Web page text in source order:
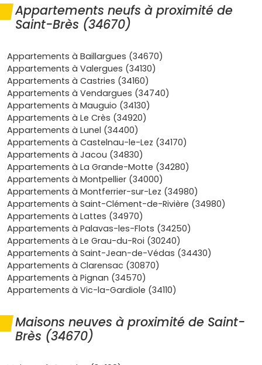
l’ancien) et, dans certains périmètres éligibles, d’une TVA
à 5,5 % : des leviers concrets pour boucler ton plan de
financement. Selon les délibérations locales, une
sur le neuf, un coup de pouce appréciable la première ou
les deux premières années. La sérénité compte aussi pour
un premier achat : le neuf s’accompagne de
constructeur(parfait achèvement, biennale,
décennale), d’une garantie financière d’achèvement et
de l’assurance dommage-ouvrage, qui couvrent les aléas
et te laissent profiter de ton logement l’esprit plus léger,
pendant que les copropriétés neuves limitent l’entretien
lourd sur les premières années. En VEFA, tes paiements
sont échelonnés et encadrés par la loi selon
l’avancement des travaux, ce qui te laisse organiser
sereinement ton déménagement et éviter un double coût
trop long si tu es encore locataire. Spécifiquement ici,
l’équilibre prix/qualité de vie est intéressant : les prix
restent souvent plus accessibles qu’en cœur de
Montpellier, tout en profitant d’un maillage pratique (axes
A9/A709, gares TER proches, commerces, écoles, services
médicaux) et d’un cadre agréable entre vignes, étangs et
plages à portée de week-end. Les
Saint-Brèss’intègrent dans des résidences à taille
performante, ascenseur, local vélos, domotique selon les
résidences) qui plaisent aux primo-accédants et
maintiennent la valeur dans le temps si tu envisages une
Appartements neufs à proximité de
Saint-Brès (34670)
Appartements à Baillargues (34670)
Appartements à Valergues (34130)
Appartements à Castries (34160)
Appartements à Vendargues (34740)
Appartements à Mauguio (34130)
Appartements à Le Crès (34920)
Appartements à Lunel (34400)
Appartements à Castelnau-le-Lez (34170)
Appartements à Jacou (34830)
Appartements à La Grande-Motte (34280)
Appartements à Montpellier (34000)
Appartements à Montferrier-sur-Lez (34980)
Appartements à Saint-Clément-de-Rivière (34980)
Appartements à Lattes (34970)
Appartements à Palavas-les-Flots (34250)
Appartements à Le Grau-du-Roi (30240)
Appartements à Saint-Jean-de-Védas (34430)
Appartements à Clarensac (30870)
Appartements à Pignan (34570)
Appartements à Vic-la-Gardiole (34110)
Maisons neuves à proximité de Saint-
Brès (34670)